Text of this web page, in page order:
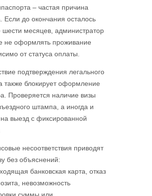
– частая причина
Если до окончания осталось
шести месяцев, администратор
не оформлять проживание
от статуса оплаты.
подтверждения легального
также блокирует оформление
Проверяется наличие визы
штампа, а иногда и
выезд с фиксированной
несоответствия приводят
без объяснений:
банковская карта, отказ
невозможность
суммы или